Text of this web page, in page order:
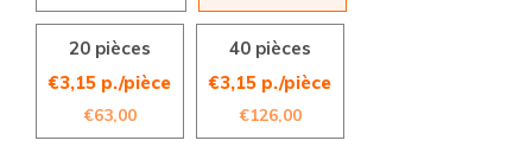
20 pièces
€3,15 p./pièce
€63,00
40 pièces
€3,15 p./pièce
€126,00